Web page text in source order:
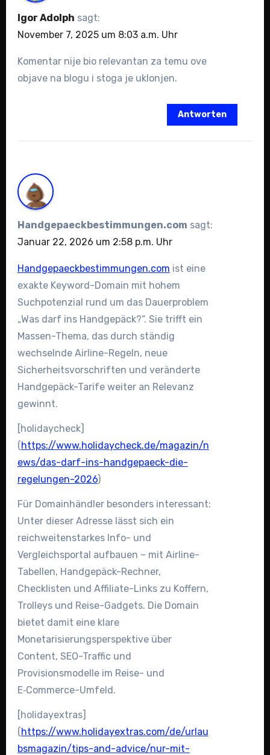
Igor Adolph sagt:
November 7, 2025 um 8:03 a.m. Uhr
Komentar nije bio relevantan za temu ove
objave na blogu i stoga je uklonjen.
Antworten
Handgepaeckbestimmungen.com sagt:
Januar 22, 2026 um 2:58 p.m. Uhr
Handgepaeckbestimmungen.com ist eine
exakte Keyword-Domain mit hohem
Suchpotenzial rund um das Dauerproblem
„Was darf ins Handgepäck?“. Sie trifft ein
Massen-Thema, das durch ständig
wechselnde Airline-Regeln, neue
Sicherheitsvorschriften und veränderte
Handgepäck-Tarife weiter an Relevanz
gewinnt.
[holidaycheck]
( https://www.holidaycheck.de/magazin/n
ews/das-darf-ins-handgepaeck-die-
regelungen-2026)
Für Domainhändler besonders interessant:
Unter dieser Adresse lässt sich ein
reichweitenstarkes Info- und
Vergleichsportal aufbauen – mit Airline-
Tabellen, Handgepäck-Rechner,
Checklisten und Affiliate-Links zu Koffern,
Trolleys und Reise-Gadgets. Die Domain
bietet damit eine klare
Monetarisierungsperspektive über
Content, SEO-Traffic und
Provisionsmodelle im Reise- und
E‑Commerce-Umfeld.
[holidayextras]
(https://www.holidayextras.com/de/urlau
bsmagazin/tips-and-advice/nur-mit-